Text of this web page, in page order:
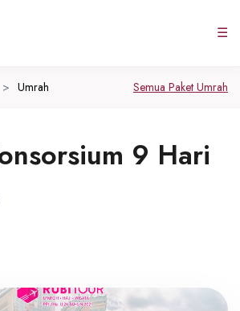
☰
> Umrah Semua Paket Umrah
9 Hari